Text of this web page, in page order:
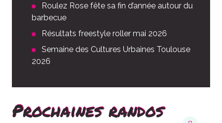
Roulez Rose fête sa fin d’année autour du
barbecue
Résultats freestyle roller mai 2026
Semaine des Cultures Urbaines Toulouse
2026
Prochaines randos